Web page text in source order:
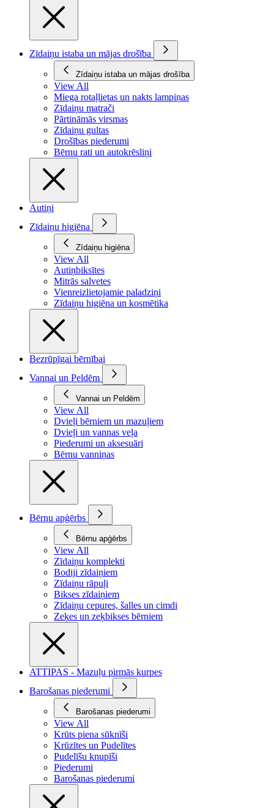
Zīdaiņu istaba un mājas drošība
Zīdaiņu istaba un mājas drošība
View All
Miega rotaļlietas un nakts lampiņas
Zīdaiņu matrači
Pārtināmās virsmas
Zīdaiņu gultas
Drošības piederumi
Bērnu rati un autokrēsliņi
Autiņi
Zīdaiņu higiēna
Zīdaiņu higiēna
View All
Autiņbiksītes
Mitrās salvetes
Vienreizlietojamie paladziņi
Zīdaiņu higiēna un kosmētika
Bezrūpīgai bērnībai
Vannai un Peldēm
Vannai un Peldēm
View All
Dvieļi bērniem un mazuļiem
Dvieļi un vannas veļa
Piederumi un aksesuāri
Bērnu vanniņas
Bērnu apģērbs
Bērnu apģērbs
View All
Zīdaiņu komplekti
Bodiji zīdaiņiem
Zīdaiņu rāpuļi
Bikses zīdaiņiem
Zīdaiņu cepures, šalles un cimdi
Zeķes un zeķbikses bērniem
ATTIPAS - Mazuļu pirmās kurpes
Barošanas piederumi
Barošanas piederumi
View All
Krūts piena sūknīši
Krūzītes un Pudelītes
Pudelīšu knupīši
Piederumi
Barošanas piederumi